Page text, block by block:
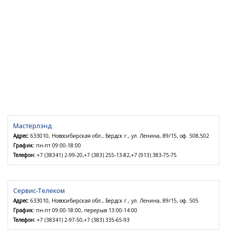
Мастерлэнд
Адрес: 633010, Новосибирская обл., Бердск г., ул. Ленина, 89/15, оф. 508,502
График: пн-пт 09:00-18:00
Телефон: +7 (38341) 2-99-20,+7 (383) 255-13-82,+7 (913) 383-75-75
Сервис-Телеком
Адрес: 633010, Новосибирская обл., Бердск г., ул. Ленина, 89/15, оф. 505
График: пн-пт 09:00-18:00, перерыв 13:00-14:00
Телефон: +7 (38341) 2-97-50,+7 (383) 335-65-93